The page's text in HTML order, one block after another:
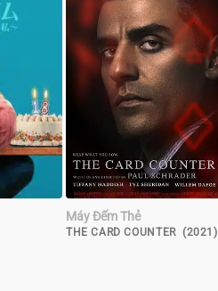
Máy Đếm Thẻ
THE CARD COUNTER (2021)